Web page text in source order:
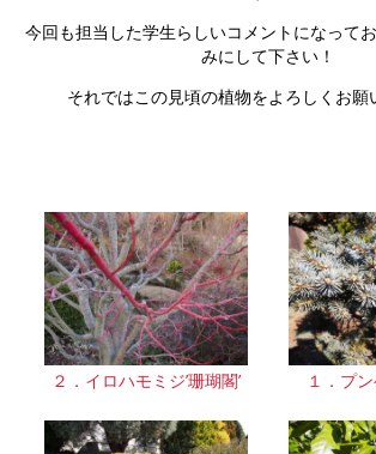
今回も担当した学生らしいコメントになって
みにして下さい！
それではこの見頃の植物をよろしくお願
２．イロハモミジ’珊瑚閣’ １．プ